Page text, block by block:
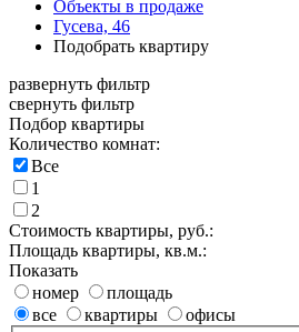
Объекты в продаже
Гусева, 46
Подобрать квартиру
развернуть фильтр
свернуть фильтр
Подбор квартиры
Количество комнат:
Все
1
2
Стоимость квартиры, руб.:
Площадь квартиры, кв.м.:
Показать
номер
площадь
все
квартиры офисы